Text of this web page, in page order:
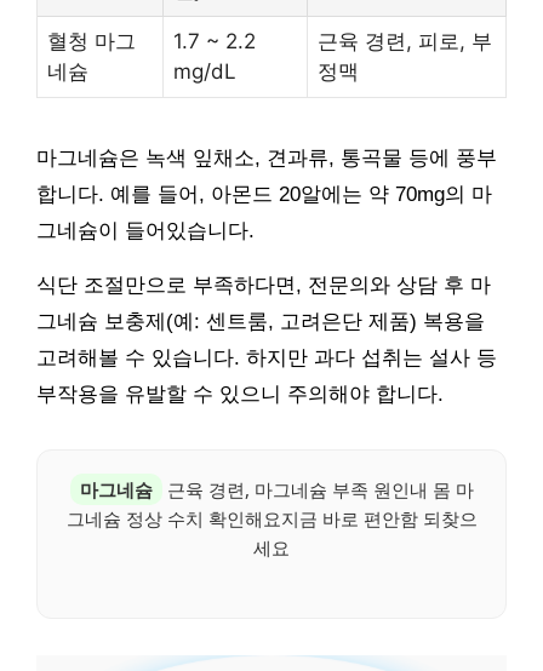
혈청 마그
네슘
1.7 ~ 2.2
mg/dL
근육 경련, 피로, 부
정맥
마그네슘은 녹색 잎채소, 견과류, 통곡물 등에 풍부
합니다. 예를 들어, 아몬드 20알에는 약 70mg의 마
그네슘이 들어있습니다.
식단 조절만으로 부족하다면, 전문의와 상담 후 마
그네슘 보충제(예: 센트룸, 고려은단 제품) 복용을
고려해볼 수 있습니다. 하지만 과다 섭취는 설사 등
부작용을 유발할 수 있으니 주의해야 합니다.
마그네슘
근육 경련, 마그네슘 부족 원인내 몸 마
그네슘 정상 수치 확인해요지금 바로 편안함 되찾으
세요